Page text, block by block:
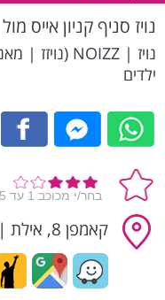
נויז סניף קניון אייס מול
ילדים
קאמפן 8, אילת |